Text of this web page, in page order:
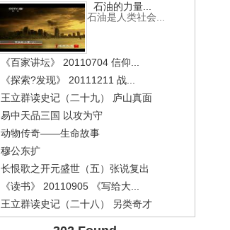
石油的力量...
石油是人类社会...
《百家讲坛》 20110704 信仰...
《探索?发现》 20111211 战...
王立群读史记（二十九） 庐山真面
易中天品三国 以攻为守
动物传奇——生命故事
穆公东扩
长恨歌之开元盛世（五）张说复出
《读书》 20110905 《写给大...
王立群读史记（二十八） 另类奇才